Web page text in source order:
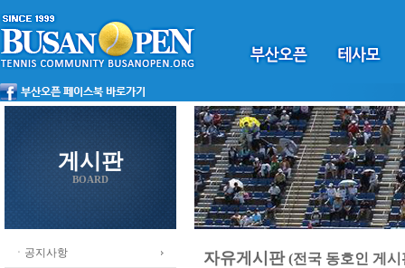
게시판
BOARD
ㆍ공지사항 자유게시판(전국 동호인 게시